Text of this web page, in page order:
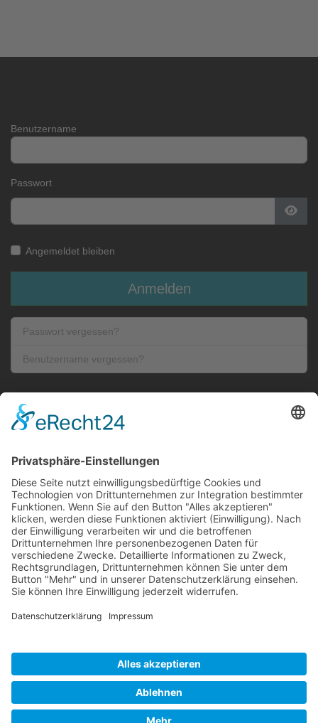
Benutzername
Passwort
Angemeldet bleiben
Anmelden
Passwort vergessen?
Benutzername vergessen?
: Cookie Settings
Kontaktformular
Impressum
Datenschutz
FLEMMING Automationstechnik GmbH, Feilenhauerstrasse 4,
51789 Lindlar - Germany
+49 (0)2266 47 27-0
+49 (0)2266 47 27-99
info@flemming.de